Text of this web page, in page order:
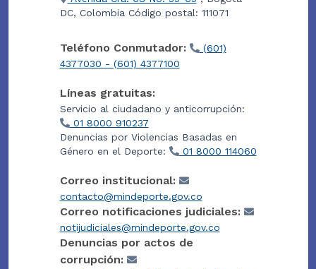
DC, Colombia Código postal: 111071
Teléfono Conmutador:
(601)
4377030 - (601) 4377100
Líneas gratuitas:
Servicio al ciudadano y anticorrupción:
01 8000 910237
Denuncias por Violencias Basadas en
Género en el Deporte:
01 8000 114060
Correo institucional:
contacto@mindeporte.gov.co
Correo notificaciones judiciales:
notijudiciales@mindeporte.gov.co
Denuncias por actos de
corrupción: